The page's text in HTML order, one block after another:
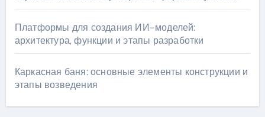
Платформы для создания ИИ-моделей:
архитектура, функции и этапы разработки
Каркасная баня: основные элементы конструкции и
этапы возведения